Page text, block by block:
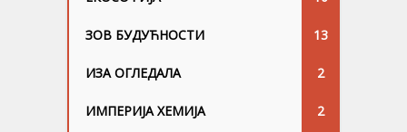
ЗОВ БУДУЋНОСТИ 13
ИЗА ОГЛЕДАЛА 2
ИМПЕРИЈА ХЕМИЈА 2